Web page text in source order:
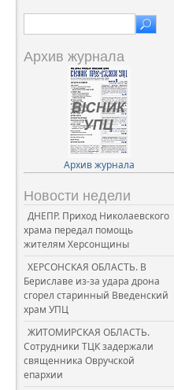
Архив журнала
Архив журнала
Новости недели
ДНЕПР. Приход Николаевского
храма передал помощь
жителям Херсонщины
ХЕРСОНСКАЯ ОБЛАСТЬ. В
Бериславе из-за удара дрона
сгорел старинный Введенский
храм УПЦ
ЖИТОМИРСКАЯ ОБЛАСТЬ.
Сотрудники ТЦК задержали
священника Овручской
епархии